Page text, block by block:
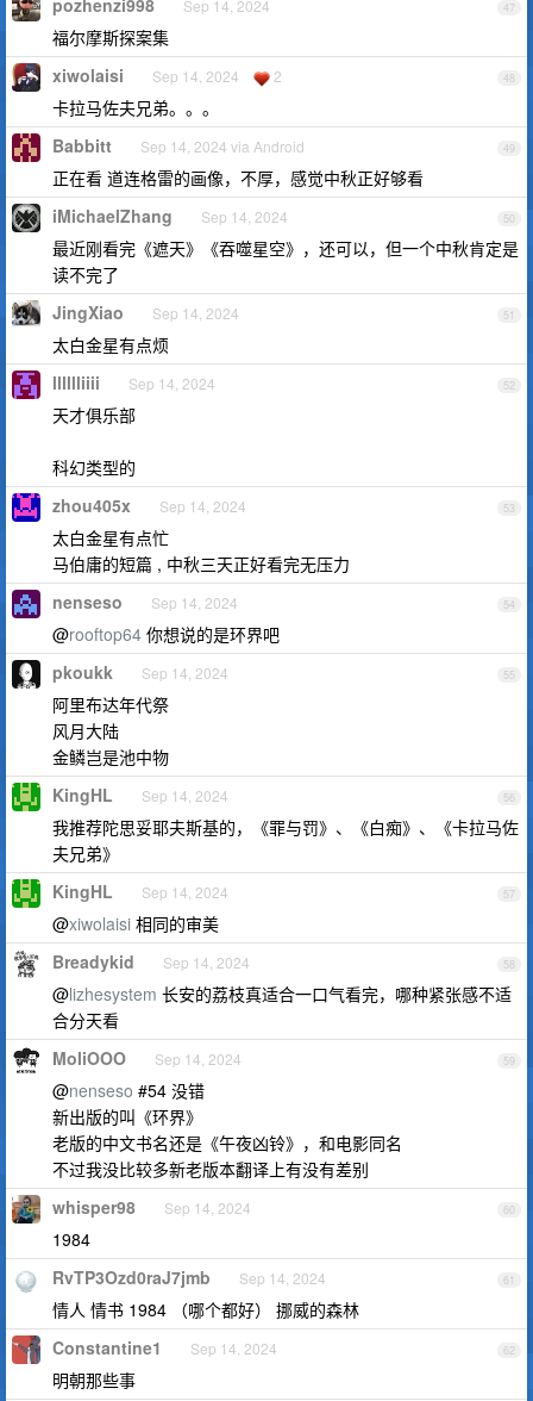
47
pozhenzi998 Sep 14, 2024
福尔摩斯探案集
48
xiwolaisi Sep 14, 2024 2
卡拉马佐夫兄弟。。。
49
Babbitt Sep 14, 2024 via Android
正在看 道连格雷的画像，不厚，感觉中秋正好够看
50
iMichaelZhang Sep 14, 2024
最近刚看完《遮天》《吞噬星空》，还可以，但一个中秋肯定是
读不完了
51
JingXiao Sep 14, 2024
太白金星有点烦
52
lllllliiii Sep 14, 2024
天才俱乐部
科幻类型的
53
zhou405x Sep 14, 2024
太白金星有点忙
马伯庸的短篇 , 中秋三天正好看完无压力
54
nenseso Sep 14, 2024
@rooftop64 你想说的是环界吧
55
pkoukk Sep 14, 2024
阿里布达年代祭
风月大陆
金鳞岂是池中物
56
KingHL Sep 14, 2024
我推荐陀思妥耶夫斯基的，《罪与罚》、《白痴》、《卡拉马佐
夫兄弟》
57
KingHL Sep 14, 2024
@xiwolaisi 相同的审美
58
Breadykid Sep 14, 2024
@lizhesystem 长安的荔枝真适合一口气看完，哪种紧张感不适
合分天看
59
MoliOOO Sep 14, 2024
@nenseso #54 没错
新出版的叫《环界》
老版的中文书名还是《午夜凶铃》，和电影同名
不过我没比较多新老版本翻译上有没有差别
60
whisper98 Sep 14, 2024
1984
61
RvTP3Ozd0raJ7jmb Sep 14, 2024
情人 情书 1984 （哪个都好） 挪威的森林
62
Constantine1 Sep 14, 2024
明朝那些事